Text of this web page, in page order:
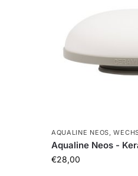
AQUALINE NEOS,
Aqualine Neos -
€28,00